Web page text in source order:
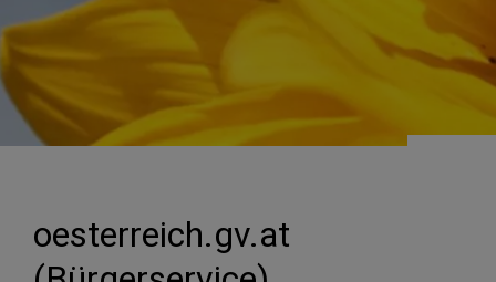
oesterreich.gv.at